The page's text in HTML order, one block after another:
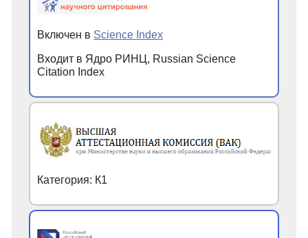
Включен в Science Index
Входит в Ядро РИНЦ, Russian Science
Citation Index
Категория: К1